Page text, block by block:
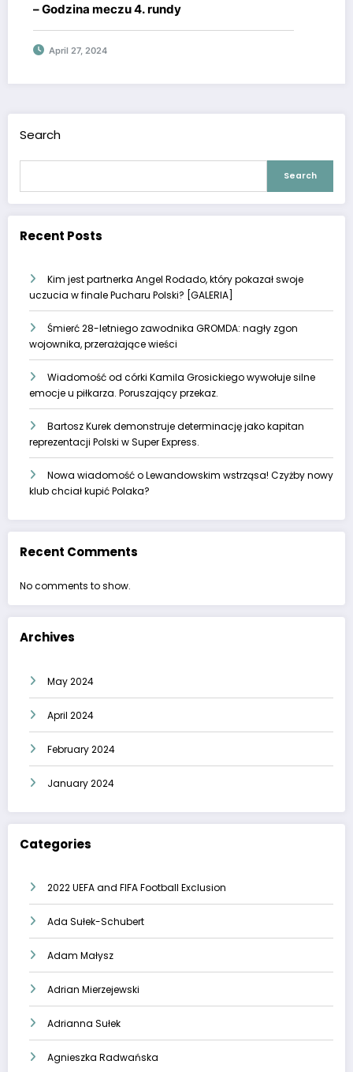
– Godzina meczu 4. rundy
April 27, 2024
Search
Search
Recent Posts
Kim jest partnerka Angel Rodado, który pokazał swoje
uczucia w finale Pucharu Polski? [GALERIA]
Śmierć 28-letniego zawodnika GROMDA: nagły zgon
wojownika, przerażające wieści
Wiadomość od córki Kamila Grosickiego wywołuje silne
emocje u piłkarza. Poruszający przekaz.
Bartosz Kurek demonstruje determinację jako kapitan
reprezentacji Polski w Super Express.
Nowa wiadomość o Lewandowskim wstrząsa! Czyżby nowy
klub chciał kupić Polaka?
Recent Comments
No comments to show.
Archives
May 2024
April 2024
February 2024
January 2024
Categories
2022 UEFA and FIFA Football Exclusion
Ada Sułek-Schubert
Adam Małysz
Adrian Mierzejewski
Adrianna Sułek
Agnieszka Radwańska